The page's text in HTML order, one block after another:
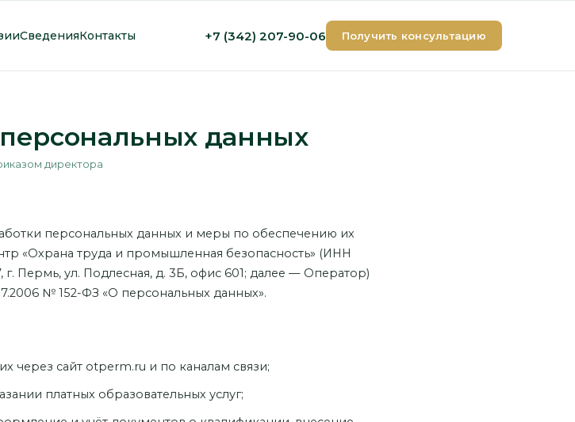
СведенияКонтакты +7 (342) 207-90-06 Получить консультацию
данных
директора
персональных данных и меры по обеспечению их
«Охрана труда и промышленная безопасность» (ИНН
г. Пермь, ул. Подлесная, д. 3Б, офис 601; далее — Оператор)
№ 152-ФЗ «О персональных данных».
через сайт otperm.ru и по каналам связи;
платных образовательных услуг;